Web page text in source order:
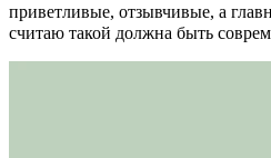
приветливые, отзывчивые, а
считаю такой должна быть